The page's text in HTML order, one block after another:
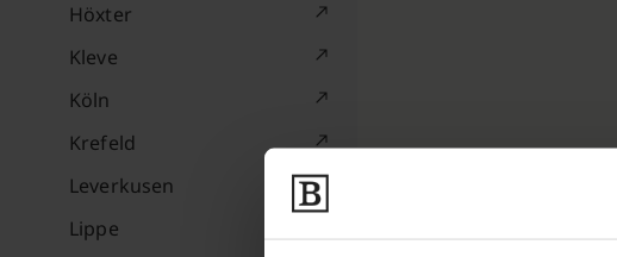
Höxter
Kleve
Köln
Krefeld
Leverkusen
Lippe